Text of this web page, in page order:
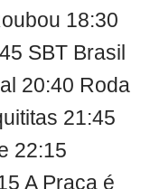
18:30
SBT Brasil
20:40 Roda
21:45
22:15
A Praça é